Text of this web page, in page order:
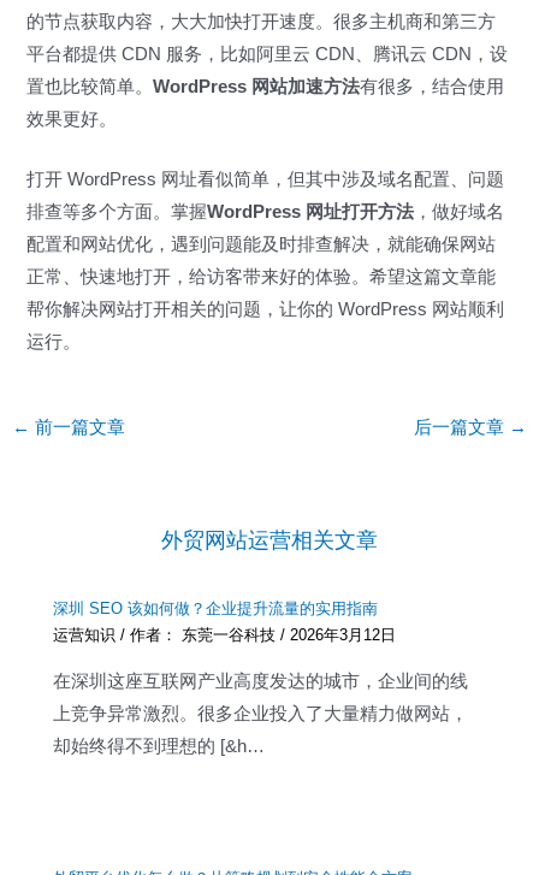
的节点获取内容，大大加快打开速度。很多主机商和第三方
平台都提供 CDN 服务，比如阿里云 CDN、腾讯云 CDN，设
置也比较简单。WordPress 网站加速方法有很多，结合使用
效果更好。
打开 WordPress 网址看似简单，但其中涉及域名配置、问题
排查等多个方面。掌握WordPress 网址打开方法 ，做好域名
配置和网站优化，遇到问题能及时排查解决，就能确保网站
正常、快速地打开，给访客带来好的体验。希望这篇文章能
帮你解决网站打开相关的问题，让你的 WordPress 网站顺利
运行。
Post
← 前一篇文章 后一篇文章 →
外贸网站运营相关文章
深圳 SEO 该如何做？企业提升流量的实用指南
运营知识 / 作者： 东莞一谷科技/2026年3月12日
在深圳这座互联网产业高度发达的城市，企业间的线
上竞争异常激烈。很多企业投入了大量精力做网站，
却始终得不到理想的 [&h…